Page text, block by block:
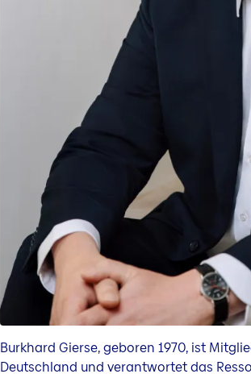
Burkhard Gierse, geboren 1970, ist
Deutschland und verantwortet das